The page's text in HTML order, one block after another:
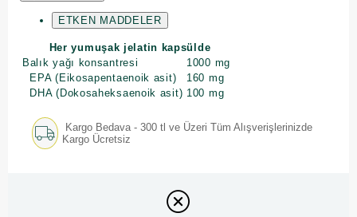
ETKEN MADDELER
Her yumuşak jelatin kapsülde
Balık yağı konsantresi
1000 mg
EPA (Eikosapentaenoik asit)
160 mg
DHA (Dokosaheksaenoik asit) 100 mg
Kargo Bedava - 300 tl ve Üzeri Tüm Alışverişlerinizde
Kargo Ücretsiz